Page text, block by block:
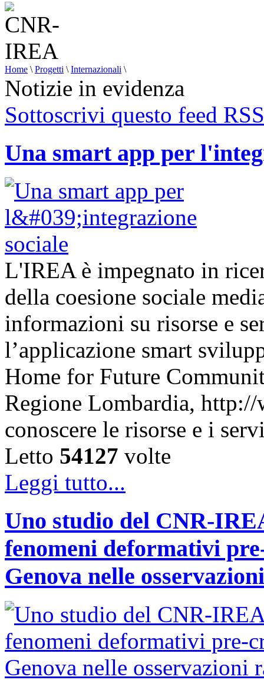
Home \ Progetti \ Internazionali \
Notizie in evidenza
Sottoscrivi questo feed RSS
Una smart app per
L'IREA è impegnato in
della coesione sociale
informazioni su risorse e
l’applicazione smart
Home for Future
Regione Lombardia,
conoscere le risorse e i
Letto 54127 volte
Leggi tutto...
Uno studio del CNR-
fenomeni deformativi
Genova nelle